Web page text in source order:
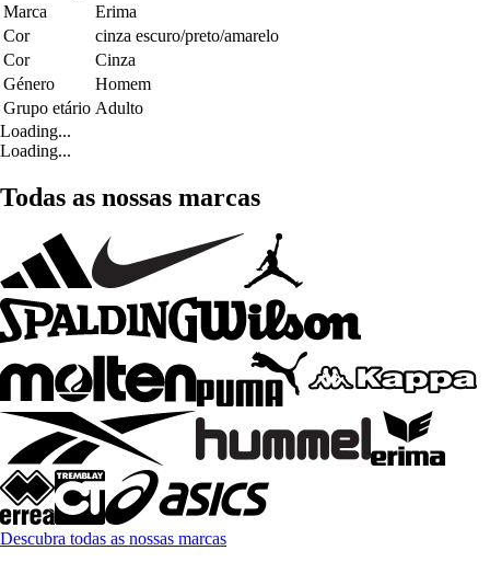
Marca
Erima
Cor
cinza escuro/preto/amarelo
Cor
Cinza
Género
Homem
Grupo etário Adulto
Loading...
Loading...
Todas as nossas marcas
Descubra todas as nossas marcas